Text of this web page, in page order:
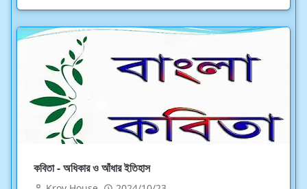
কবিতা - অধিকার ও আঁধার ইতিহাস